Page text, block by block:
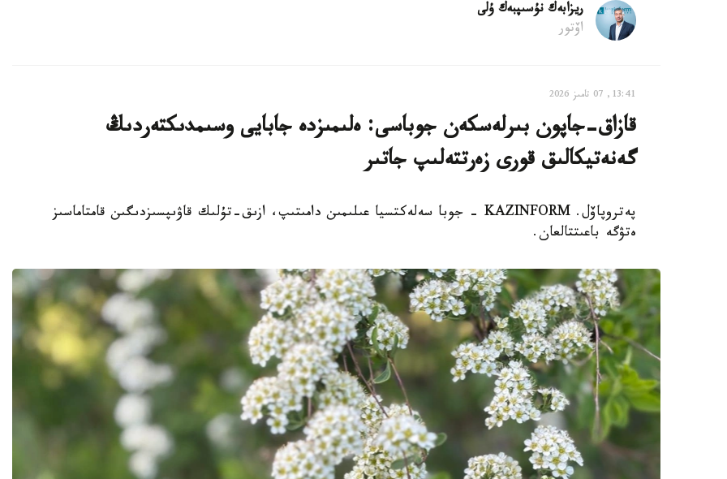
ريزابەك نۇسىپبەك ۇلى
اۆتور
13:41, 07 تامىز 2026
قازاق-جاپون بىرلەسكەن جوباسى: ەلىمىزدە جابايى وسىمدىكتەردىڭ
گەنەتيكالىق قورى زەرتتەلىپ جاتىر
پەتروپاۆل. KAZINFORM - جوبا سەلەكتسيا عىلىمىن دامىتىپ، ازىق-تۇلىك قاۋىپسىزدىگىن قامتاماسىز
ەتۋگە باعىتتالعان.